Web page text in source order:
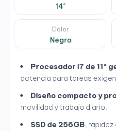
14"
Color
Negro
Procesador i7 de 11ª
potencia para tareas
Diseño compacto y
movilidad y trabajo diario.
SSD de 256GB, rapidez